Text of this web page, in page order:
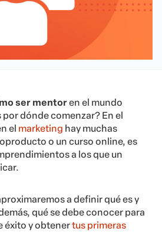
ser mentoren el mundo
dónde comenzar? En el
el marketing hay muchas
o un curso online, es
a los que un
a definir qué es y
qué se debe conocer para
éxito y obtenertus primeras